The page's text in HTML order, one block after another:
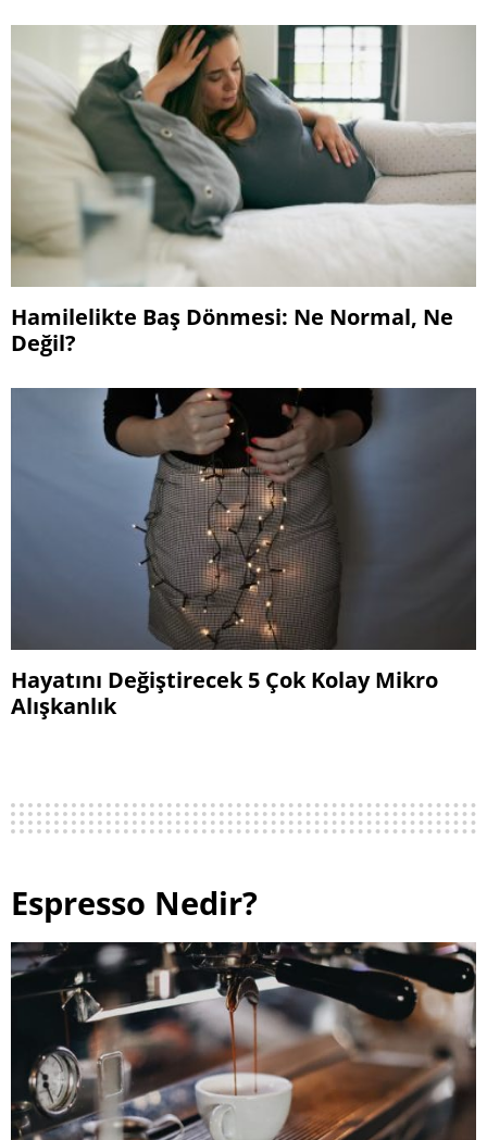
Hamilelikte Baş Dönmesi: Ne Normal, Ne
Değil?
Hayatını Değiştirecek 5 Çok Kolay Mikro
Alışkanlık
Espresso Nedir?